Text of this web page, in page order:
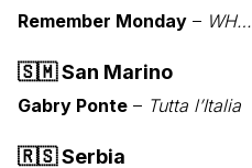
Remember Monday – WH…
🇸🇲San Marino
Gabry Ponte – Tutta l’Italia
🇷🇸Serbia